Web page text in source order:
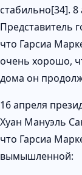
стабильно[34].
Представитель
что Гарсиа
очень хорошо,
дома он
16 апреля
Хуан Мануэль
что Гарсиа
вымышленной: